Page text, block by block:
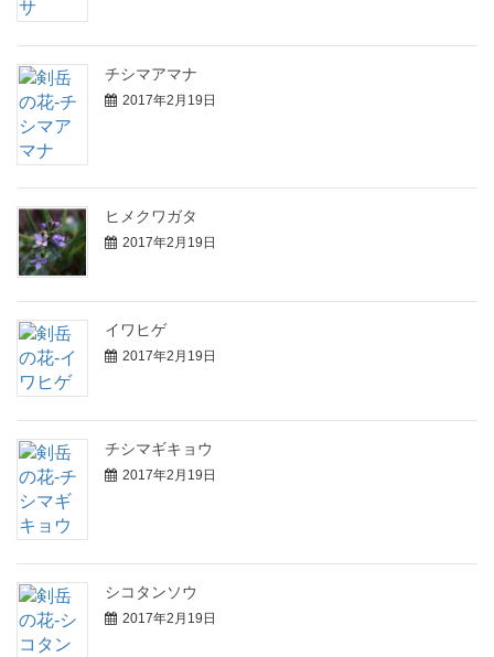
チシマアマナ
2017年2月19日
ヒメクワガタ
2017年2月19日
イワヒゲ
2017年2月19日
チシマギキョウ
2017年2月19日
シコタンソウ
2017年2月19日